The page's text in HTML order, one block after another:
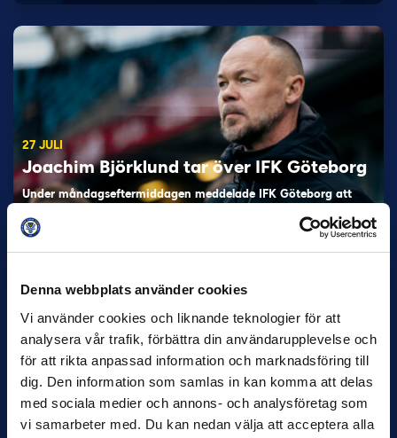
Denna webbplats använder cookies
Vi använder cookies och liknande teknologier för att
analysera vår trafik, förbättra din användarupplevelse och
för att rikta anpassad information och marknadsföring till
dig. Den information som samlas in kan komma att delas
med sociala medier och annons- och analysföretag som
vi samarbeter med. Du kan nedan välja att acceptera alla
27 JULI
Joachim Björklund tar över IFK Göteborg
Under måndagseftermiddagen meddelade IFK Göteborg att
avslutats.…
30 JUNI